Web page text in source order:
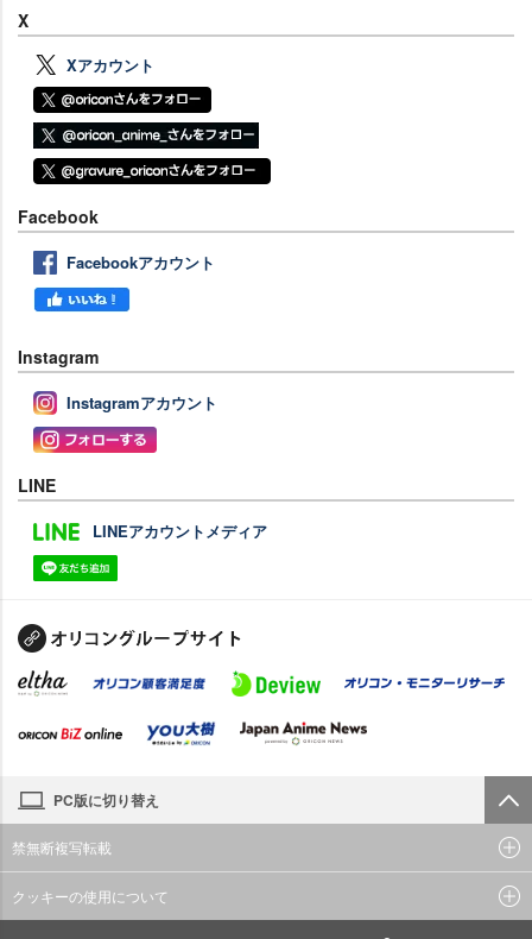
X
Xアカウント
Facebook
Facebookアカウント
Instagram
Instagramアカウント
LINE
LINEアカウントメディア
PC版に切り替え
禁無断複写転載
クッキーの使用について